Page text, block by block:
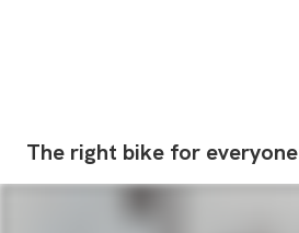
The right bike for everyone